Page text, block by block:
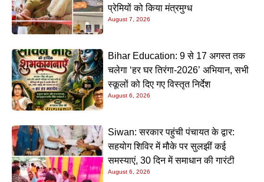
प्रेमियों को किया मंत्रमुग्ध
August 7, 2026
Bihar Education: 9 से 17 अगस्त तक
चलेगा ‘हर घर तिरंगा-2026’ अभियान, सभी
स्कूलों को दिए गए विस्तृत निर्देश
August 6, 2026
Siwan: सरकार पहुंची पंचायत के द्वार:
सहयोग शिविर में मौके पर सुलझीं कई
समस्याएं, 30 दिन में समाधान की गारंटी
August 6, 2026